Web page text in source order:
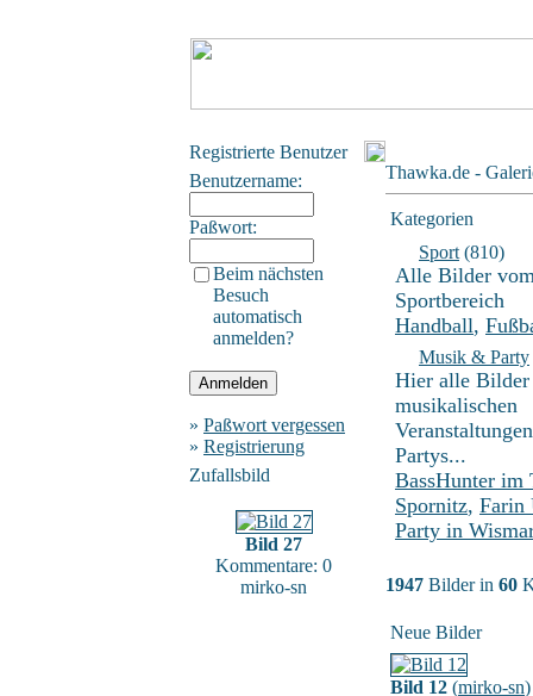
Registrierte Benutzer
Benutzername:
Paßwort:
Beim nächsten
Besuch
automatisch
anmelden?
» Paßwort vergessen
» Registrierung
Zufallsbild
Bild 27
Kommentare: 0
mirko-sn
Thawka.de -
Kategorien
Sport (810)
Alle Bilder
Sportbereich
Handball,
Musik & Party
Hier alle
musikalischen
Partys...
BassHunter im
Spornitz, Farin
Party in
1947 Bilder in 60
Neue Bilder
Bild 12 (mirko-sn)